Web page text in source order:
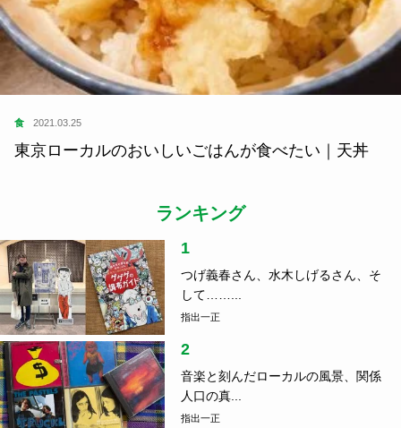
食 2021.03.25
東京ローカルのおいしいごはんが食べたい｜天丼
ランキング
1
つげ義春さん、水木しげるさん、そ
して……...
指出一正
2
音楽と刻んだローカルの風景、関係
人口の真...
指出一正